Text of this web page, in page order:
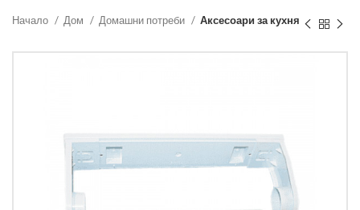
Начало Дом Домашни потреби Аксесоари за кухня